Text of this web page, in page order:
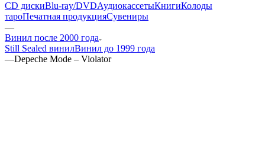
CD дискиBlu-ray/DVDАудиокассетыКнигиКолоды
тароПечатная продукцияСувениры
—
Винил после 2000 года
Still Sealed винилВинил до 1999 года
—Depeche Mode – Violator